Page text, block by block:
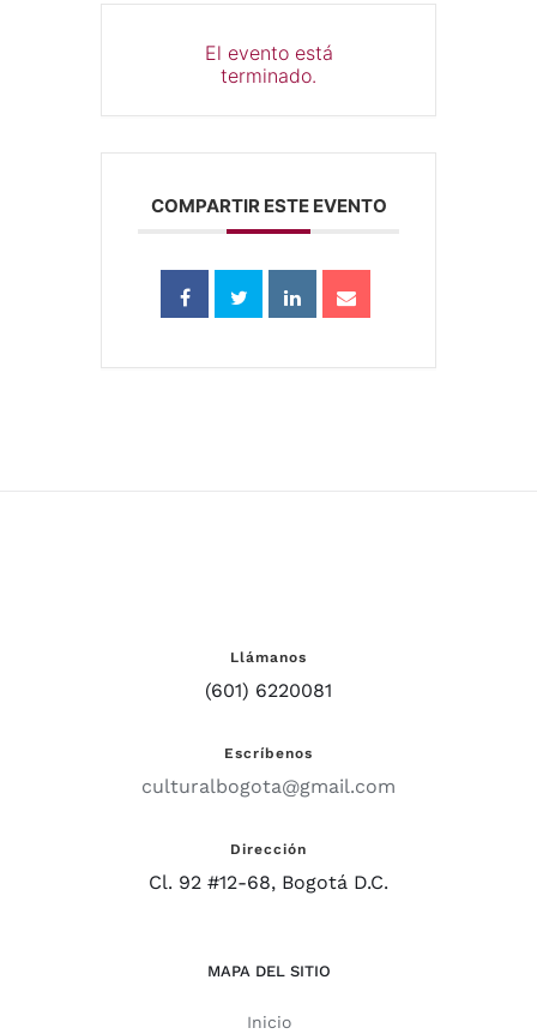
El evento está
terminado.
COMPARTIR ESTE EVENTO
Llámanos
(601) 6220081
Escríbenos
culturalbogota@gmail.com
Dirección
Cl. 92 #12-68, Bogotá D.C.
MAPA DEL SITIO
Inicio